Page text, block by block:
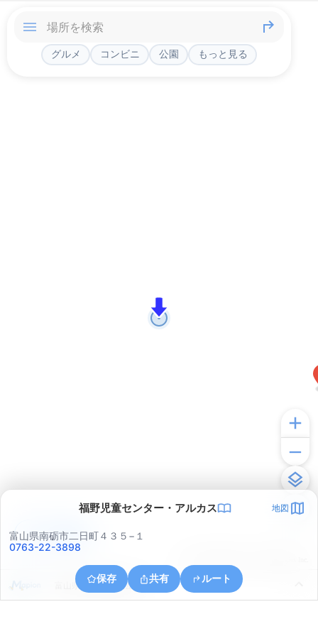
グルメ コンビニ 公園 もっと見る
福野児童センター・アルカス 地図
富山県南砺市二日町４３５−１
0763-22-3898
保存 共有 ルート
富山県小矢部市興法寺
アプリで見る